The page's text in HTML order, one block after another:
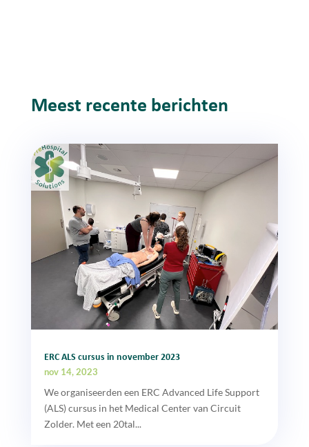
Meest recente berichten
ERC ALS cursus in november 2023
nov 14, 2023
We organiseerden een ERC Advanced Life Support
(ALS) cursus in het Medical Center van Circuit
Zolder. Met een 20tal...